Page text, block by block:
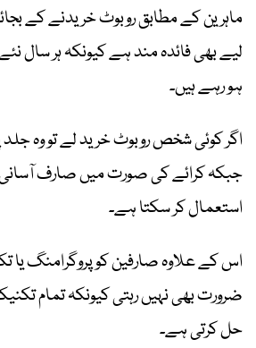
ماہرین کے مطابق روبوٹ خریدنے کے
لیے بھی فائدہ مند ہے کیونکہ ہر سال نئے
ہو رہے ہیں۔
اگر کوئی شخص روبوٹ خرید لے تو وہ جلد
جبکہ کرائے کی صورت میں صارف
استعمال کر سکتا ہے۔
اس کے علاوہ صارفین کو پروگرامنگ یا
ضرورت بھی نہیں رہتی کیونکہ تمام
حل کرتی ہے۔